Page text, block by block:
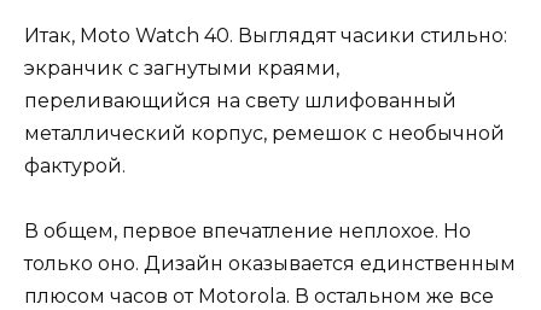
Итак, Moto Watch 40. Выглядят часики стильно:
экранчик с загнутыми краями,
переливающийся на свету шлифованный
металлический корпус, ремешок с необычной
фактурой.
В общем, первое впечатление неплохое. Но
только оно. Дизайн оказывается единственным
плюсом часов от Motorola. В остальном же все